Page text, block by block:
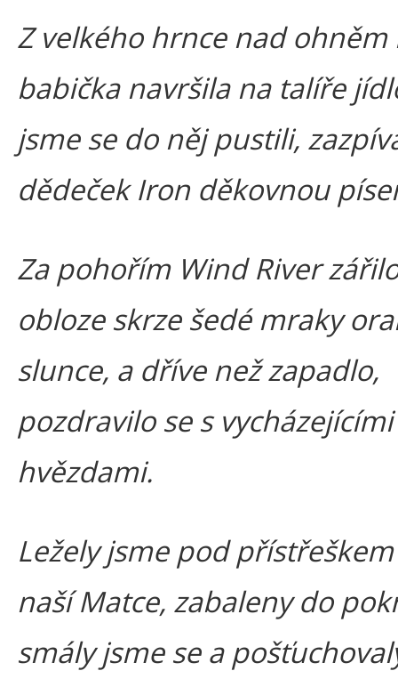
Z velkého hrnce nad ohněm
babička navršila na talíře
jsme se do něj pustili,
dědeček Iron děkovnou
Za pohořím Wind River
obloze skrze šedé mraky
slunce, a dříve než zapadlo,
pozdravilo se s vycházejícími
hvězdami.
Ležely jsme pod
naší Matce, zabaleny do
smály jsme se a